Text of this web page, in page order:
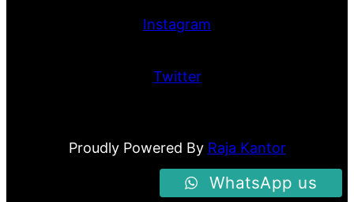
Instagram
Twitter
Proudly Powered By Raja Kantor
WhatsApp us